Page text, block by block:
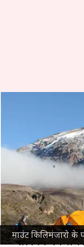
माउंट किलिमंजारो के
आसपास
आजमाएं ये
Nov
क्या है खबर?
तंजानियाका
अफ्रीका का